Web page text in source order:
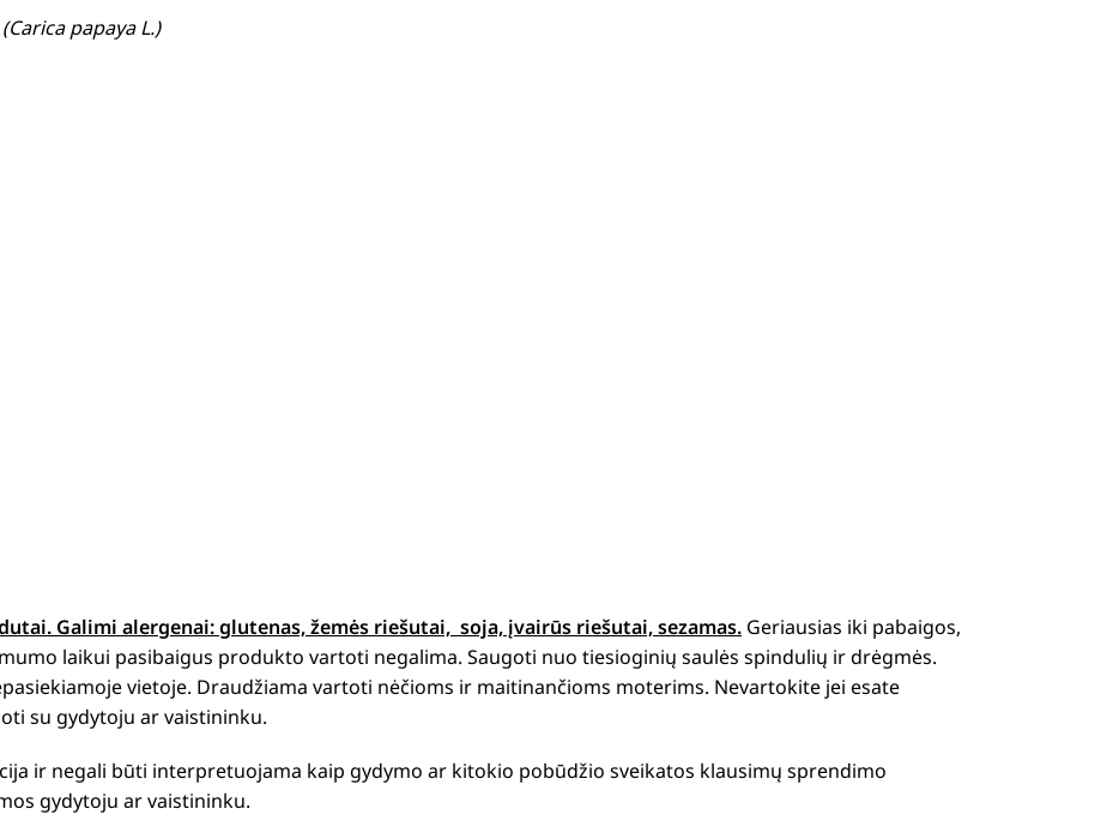
(Carica papaya L.)
Galimi alergenai: glutenas, žemės riešutai, soja, įvairūs riešutai, sezamas. Geriausias iki pabaigos,
laikui pasibaigus produkto vartoti negalima. Saugoti nuo tiesioginių saulės spindulių ir drėgmės.
vietoje. Draudžiama vartoti nėčioms ir maitinančioms moterims. Nevartokite jei esate
su gydytoju ar vaistininku.
ir negali būti interpretuojama kaip gydymo ar kitokio pobūdžio sveikatos klausimų sprendimo
gydytoju ar vaistininku.